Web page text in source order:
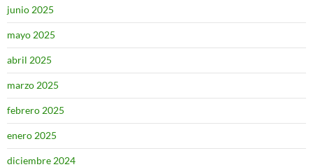
junio 2025
mayo 2025
abril 2025
marzo 2025
febrero 2025
enero 2025
diciembre 2024